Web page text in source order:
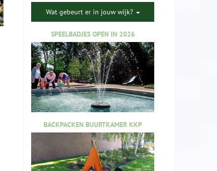
Wat gebeurt er in jouw wijk?
SPEELBADJES OPEN IN 2026
BACKPACKEN BUURTKAMER KKP